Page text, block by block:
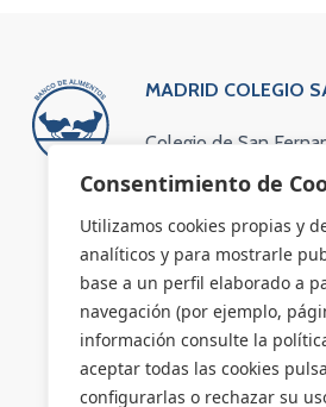
Consentimiento de
Utilizamos cookies propias y
analíticos y para mostrarle
base a un perfil elaborado a
navegación (por ejemplo,
información consulte la
aceptar todas las cookies
configurarlas o rechazar su
MADRID COLEGIO
Colegio de San
(vía de servicio).
Teléfono: 91 734 63
Email: